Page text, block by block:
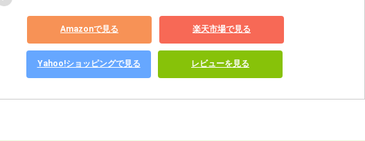
Amazonで見る 楽天市場で見る
Yahoo!ショッピングで見る レビューを見る